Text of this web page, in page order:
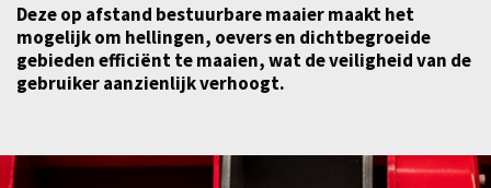
Deze op afstand bestuurbare maaier maakt het
mogelijk om hellingen, oevers en dichtbegroeide
gebieden efficiënt te maaien, wat de veiligheid van de
gebruiker aanzienlijk verhoogt.